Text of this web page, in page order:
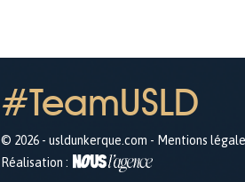
#TeamUSLD
© 2026 - usldunkerque.com - Mentions
Réalisation :